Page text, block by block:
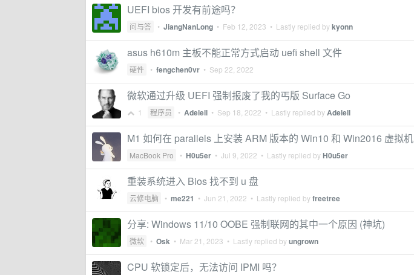
UEFI bios 开发有前途吗？
问与答 • JiangNanLong • Feb 12, 2023 • Lastly replied bykyonn
asus h610m 主板不能正常方式启动 uefi shell 文件
硬件 • fengchen0vr • Sep 22, 2022
微软通过升级 UEFI 强制报废了我的丐版 Surface Go
1 程序员 • Adelell • Sep 18, 2022 • Lastly replied byAdelell
M1 如何在 parallels 上安装 ARM 版本的 Win10 和 Win2016 虚拟机
MacBook Pro • H0u5er • Jul 9, 2022 • Lastly replied byH0u5er
重装系统进入 Bios 找不到 u 盘
云修电脑 • me221 • Jun 21, 2022 • Lastly replied byfreetree
分享: Windows 11/10 OOBE 强制联网的其中一个原因 (神坑)
微软 • Osk • Mar 21, 2023 • Lastly replied byungrown
CPU 软锁定后，无法访问 IPMI 吗？